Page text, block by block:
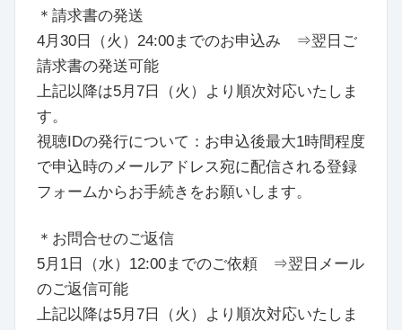
＊請求書の発送
4月30日（火）24:00までのお申込み ⇒翌日ご
請求書の発送可能
上記以降は5月7日（火）より順次対応いたしま
す。
視聴IDの発行について：お申込後最大1時間程度
で申込時のメールアドレス宛に配信される登録
フォームからお手続きをお願いします。
＊お問合せのご返信
5月1日（水）12:00までのご依頼 ⇒翌日メール
のご返信可能
上記以降は5月7日（火）より順次対応いたしま